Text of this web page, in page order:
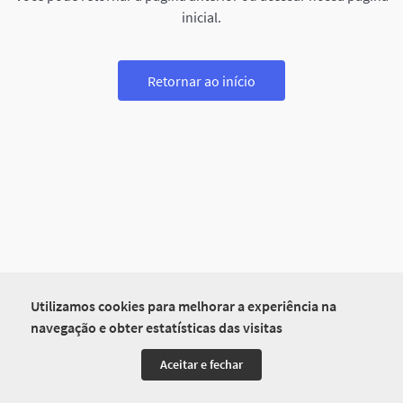
Utilizamos cookies para melhorar a experiência na
navegação e obter estatísticas das visitas
Aceitar e fechar
inicial.
Retornar ao início